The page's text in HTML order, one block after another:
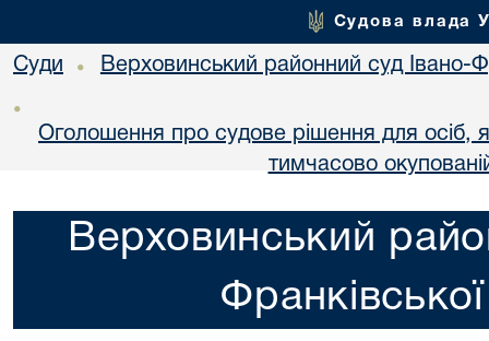
Судова влада
Суди • Верховинський районний суд Івано-
•
Оголошення про судове рішення для осіб,
тимчасово
Верховинський